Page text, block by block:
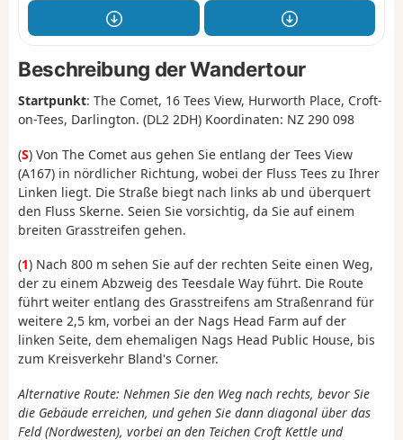
Beschreibung der Wandertour
Startpunkt: The Comet, 16 Tees View, Hurworth Place, Croft-
on-Tees, Darlington. (DL2 2DH) Koordinaten: NZ 290 098
(S) Von The Comet aus gehen Sie entlang der Tees View
(A167) in nördlicher Richtung, wobei der Fluss Tees zu Ihrer
Linken liegt. Die Straße biegt nach links ab und überquert
den Fluss Skerne. Seien Sie vorsichtig, da Sie auf einem
breiten Grasstreifen gehen.
(1) Nach 800 m sehen Sie auf der rechten Seite einen Weg,
der zu einem Abzweig des Teesdale Way führt. Die Route
führt weiter entlang des Grasstreifens am Straßenrand für
weitere 2,5 km, vorbei an der Nags Head Farm auf der
linken Seite, dem ehemaligen Nags Head Public House, bis
zum Kreisverkehr Bland's Corner.
Alternative Route: Nehmen Sie den Weg nach rechts, bevor Sie
die Gebäude erreichen, und gehen Sie dann diagonal über das
Feld (Nordwesten), vorbei an den Teichen Croft Kettle und